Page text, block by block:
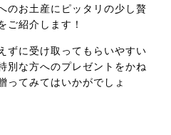
のお土産にピッタリの少し贅
ご紹介します！
ずに受け取ってもらいやすい
別な方へのプレゼントをかね
ってみてはいかがでしょ